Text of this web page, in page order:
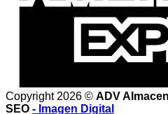
Copyright 2026 © ADV
SEO - Imagen Digital